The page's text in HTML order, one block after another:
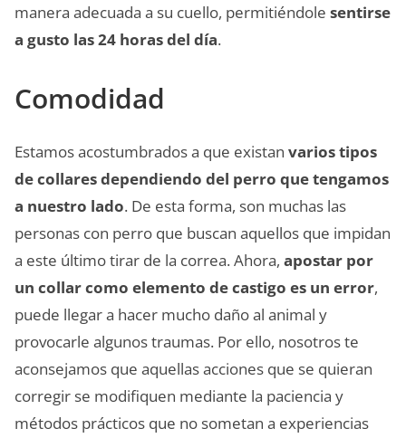
manera adecuada a su cuello, permitiéndole sentirse
a gusto las 24 horas del día.
Comodidad
Estamos acostumbrados a que existan varios tipos
de collares dependiendo del perro que tengamos
a nuestro lado. De esta forma, son muchas las
personas con perro que buscan aquellos que impidan
a este último tirar de la correa. Ahora, apostar por
un collar como elemento de castigo es un error,
puede llegar a hacer mucho daño al animal y
provocarle algunos traumas. Por ello, nosotros te
aconsejamos que aquellas acciones que se quieran
corregir se modifiquen mediante la paciencia y
métodos prácticos que no sometan a experiencias